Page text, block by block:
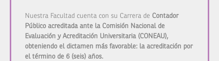
Nuestra Facultad cuenta con su Carrera de Contador
Público acreditada ante la Comisión Nacional de
Evaluación y Acreditación Universitaria (CONEAU),
obteniendo el dictamen más favorable: la acreditación por
el término de 6 (seis) años.